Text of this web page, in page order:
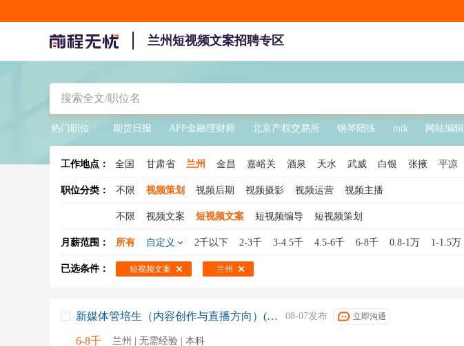
兰州短视频文案招聘专区
热门职位： 期货日报 AFP金融理财师 北京产权交易所 钢琴陪练 mtk 网站编辑
工作地点： 全国 甘肃省 兰州 金昌 嘉峪关 酒泉 天水 武威 白银 张掖 平凉
职位分类： 不限 视频策划 视频后期 视频摄影 视频运营 视频主播
不限 视频文案 短视频文案 短视频编导 短视频策划
月薪范围： 所有 自定义 2千以下 2-3千 3-4.5千 4.5-6千 6-8千 0.8-1万 1-1.5万
已选条件： 短视频文案 兰州
新媒体管培生（内容创作与直播方向）(J11104) 08-07发布 立即沟通
6-8千 兰州 | 无需经验 | 本科